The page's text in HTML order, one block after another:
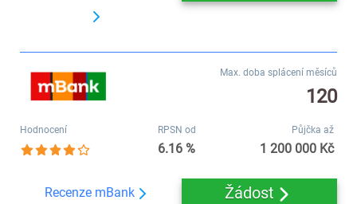
Max. doba splácení měsíců
120
Hodnocení RPSN od
6.16 %
Půjčka až
1 200 000 Kč
Recenze mBank Žádost